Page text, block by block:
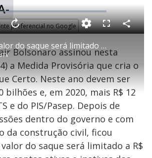
preferencial no Google
P
l
a
y
FGTS: valor do saque será limitado a R$ 500
A
n
ç
a
1
s
e
u
n
o
s
F
s
c
e
n
C
o
i
l
a
Bolsonaro assinou nesta
a Medida Provisória que cria o
Certo. Neste ano devem ser
bilhões e, em 2020, mais R$ 12
e do PIS/Pasep. Depois de
dentro do governo e com
da construção civil, ficou
do saque será limitado a R$